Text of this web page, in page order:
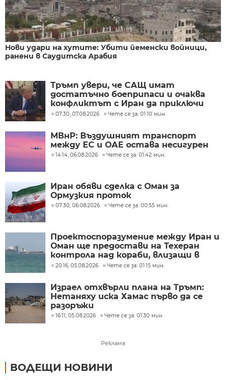
Нови удари на хутите: Убити йеменски войници,
ранени в Саудитска Арабия
Тръмп увери, че САЩ имат
достатъчно боеприпаси и очаква
конфликтът с Иран да приключи
скоро
07:30, 07.08.2026 Чете се за: 01:10 мин.
МВнР: Въздушният транспорт
между ЕС и ОАЕ остава несигурен
14:14, 06.08.2026 Чете се за: 01:42 мин.
Иран обяви сделка с Оман за
Ормузкия проток
07:30, 06.08.2026 Чете се за: 00:55 мин.
Проектоспоразумение между Иран и
Оман ще предостави на Техеран
контрола над кораби, влизащи в
Персийския залив?
20:16, 05.08.2026 Чете се за: 01:15 мин.
Израел отхвърли плана на Тръмп:
Нетаняху иска Хамас първо да се
разоръжи
16:11, 05.08.2026 Чете се за: 01:30 мин.
Реклама
ВОДЕЩИ НОВИНИ